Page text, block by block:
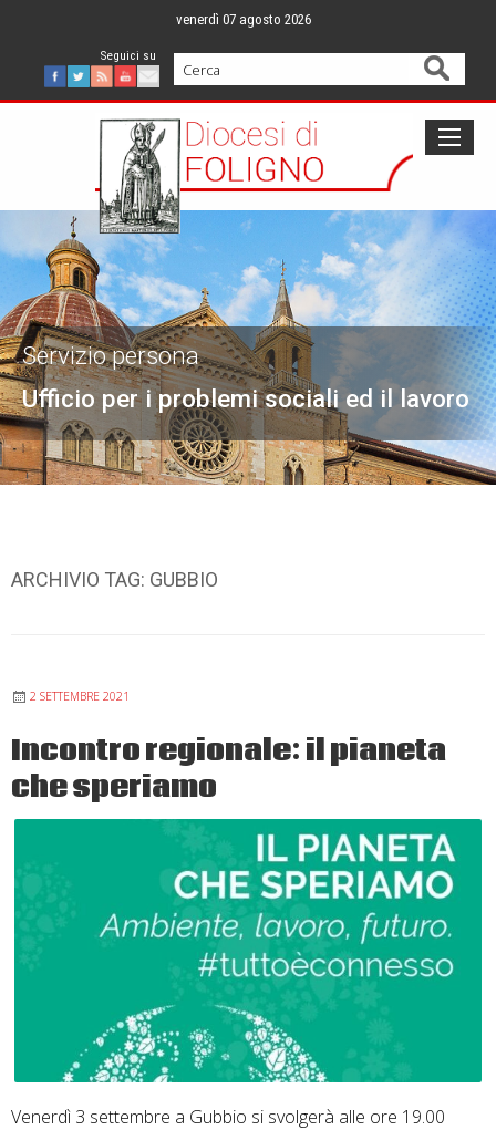
content
venerdì 07 agosto 2026
Facebook
Twitter
FeedYoutube
Mail
Cerca
Ufficio per i problemi sociali ed il lavoro
Servizio persona
ARCHIVIO TAG: GUBBIO
2 SETTEMBRE 2021
Incontro regionale: il pianeta
che speriamo
Venerdì 3 settembre a Gubbio si svolgerà alle ore 19.00